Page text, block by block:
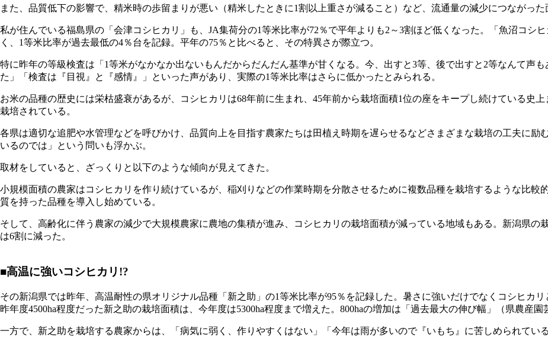
また、品質低下の影響で、精米時の歩留まりが悪い（精米したときに1割以上重さが減ること）など、流通量の減少につながった
私が住んでいる福島県の「会津コシヒカリ」も、JA集荷分の1等米比率が72％で平年よりも2～3割ほど低くなった。「魚沼コシ
く、1等米比率が過去最低の4％台を記録。平年の75％と比べると、その特異さが際立つ。
特に昨年の等級検査は「1等米がなかなか出ないもんだからだんだん基準が甘くなる。今、出すと3等、後で出すと2等なんて声
た」「検査は『目視』と『感情』」といった声があり、実際の1等米比率はさらに低かったとみられる。
お米の品種の歴史には栄枯盛衰があるが、コシヒカリは68年前に生まれ、45年前から栽培面積1位の座をキープし続けている史
栽培されている。
各県は適切な追肥や水管理などを呼びかけ、品質向上を目指す農家たちは田植え時期を遅らせるなどさまざまな栽培の工夫に励
いるのでは」という問いも浮かぶ。
取材をしていると、ざっくりと以下のような傾向が見えてきた。
小規模面積の農家はコシヒカリを作り続けているが、稲刈りなどの作業時期を分散させるために複数品種を栽培するような比較
質を持った品種を導入し始めている。
そして、高齢化に伴う農家の減少で大規模農家に農地の集積が進み、コシヒカリの栽培面積が減っている地域もある。新潟県の
は6割に減った。
■高温に強いコシヒカリ!?
その新潟県では昨年、高温耐性の県オリジナル品種「新之助」の1等米比率が95％を記録した。暑さに強いだけでなくコシヒカ
昨年度4500ha程度だった新之助の栽培面積は、今年度は5300ha程度まで増えた。800haの増加は「過去最大の伸び幅」（県農産園
一方で、新之助を栽培する農家からは、「病気に弱く、作りやすくはない」「今年は雨が多いので『いもち』に苦しめられて